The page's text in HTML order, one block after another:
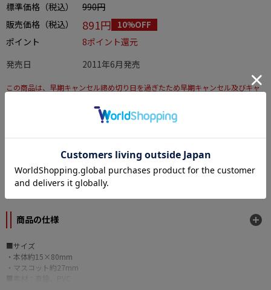
標準価格（税込）
990円
販売価格（税込）
891円 10%OFF
ポイント
8ポイント還元
発売日
2011年6月発売
この商品は、早期キャンセル締め切り日を過ぎたため早期キャンセル及びキャ
メーカー
トイズ・プランニング
商品の仕様
■サイズ
・本体約15×80mm
・マスコット約27mm